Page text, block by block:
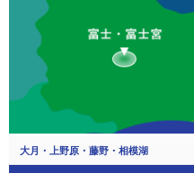
大月・上野原・藤野・相模湖